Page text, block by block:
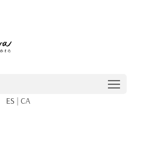
ES| CA